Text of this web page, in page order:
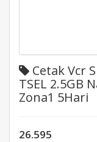
Cetak Vcr
TSEL 2.5GB
Zona1 5Hari
26.595